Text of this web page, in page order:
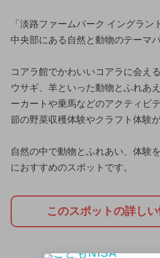
「淡路ファームパーク イングラン
中央部にある自然と動物のテーマ
コアラ館でかわいいコアラに会え
ウサギ、羊といった動物とふれあ
ーカートや乗馬などのアクティビ
節の野菜収穫体験やクラフト体験
自然の中で動物とふれあい、体験
におすすめのスポットです。
このスポットの詳し